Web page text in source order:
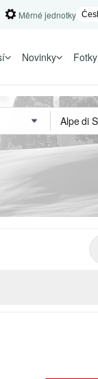
Měrné jednotky
Novinky Fotky